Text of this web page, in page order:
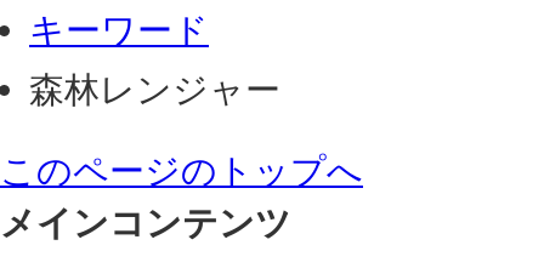
キーワード
森林レンジャー
このページのトップへ
メインコンテンツ